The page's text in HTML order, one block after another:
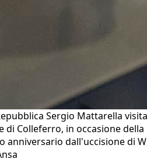
Sergio Mattarella
di Colleferro, in occasione della
anniversario dall'uccisione di